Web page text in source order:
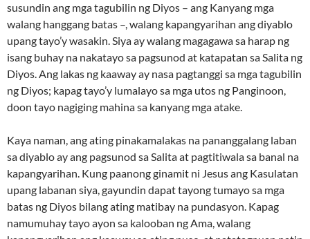
susundin ang mga tagubilin ng Diyos – ang Kanyang mga
walang hanggang batas –, walang kapangyarihan ang diyablo
upang tayo’y wasakin. Siya ay walang magagawa sa harap ng
isang buhay na nakatayo sa pagsunod at katapatan sa Salita ng
Diyos. Ang lakas ng kaaway ay nasa pagtanggi sa mga tagubilin
ng Diyos; kapag tayo’y lumalayo sa mga utos ng Panginoon,
doon tayo nagiging mahina sa kanyang mga atake.
Kaya naman, ang ating pinakamalakas na pananggalang laban
sa diyablo ay ang pagsunod sa Salita at pagtitiwala sa banal na
kapangyarihan. Kung paanong ginamit ni Jesus ang Kasulatan
upang labanan siya, gayundin dapat tayong tumayo sa mga
batas ng Diyos bilang ating matibay na pundasyon. Kapag
namumuhay tayo ayon sa kalooban ng Ama, walang